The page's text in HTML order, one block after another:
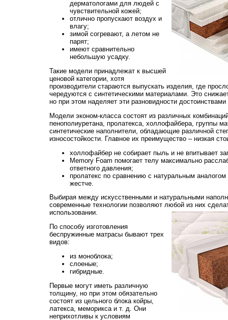
дерматологами для людей с
чувствительной кожей;
отлично пропускают воздух и
влагу;
зимой согревают, а летом не
парят;
имеют сравнительно
небольшую усадку.
Такие модели принадлежат к высшей
ценовой категории, хотя
производители стараются выпускать изделия, где
чередуются с синтетическими материалами. Это
но при этом наделяет эти разновидности
Модели эконом-класса состоят из различных
пенополиуретана, пролатекса, холлофайбера, группы
синтетические наполнители, обладающие различной
износостойкости. Главное их преимущество – низкая
холлофайбер не собирает пыль и не впитывает
Memory Foam помогает телу максимально
ответного давления;
пролатекс по сравнению с натуральным
жестче.
Выбирая между искусственными и натуральными
современные технологии позволяют любой из них
использовании.
По способу изготовления
беспружинные матрасы бывают трех
видов:
из моноблока;
слоеные;
гибридные.
Первые могут иметь различную
толщину, но при этом обязательно
состоят из цельного блока койры,
латекса, меморикса и т. д. Они
неприхотливы к условиям